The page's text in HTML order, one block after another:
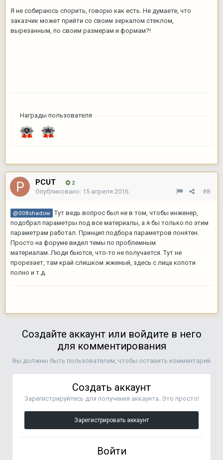
Я не собираюсь спорить, говорю как есть. Не думаете, что
заказчик может прийти со своим зеркалом стеклом,
вырезанным, по своим размерам и формам?!
Награды пользователя
PCUT 2
#8
Опубликовано: 15 апреля 2016
@008shadow Тут ведь вопрос был не в том, чтобы инженер,
подобрал параметры под все материалы, а я бы только по этим
параметрам работал. Принцип подбора параметров понятен.
Просто на форуме видел темы по проблемным
материалам. Люди бьются, что-то не получается. Тут не
прорезает, там край слишком жженый, здесь с лица копоти
полно и т.д.
Создайте аккаунт или войдите в него
для комментирования
Вы должны быть пользователем, чтобы оставить комментарий
Создать аккаунт
Зарегистрируйтесь для получения аккаунта. Это просто!
Зарегистрировать аккаунт
Войти